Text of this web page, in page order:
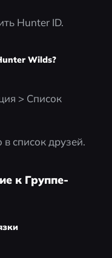
Hunter ID.
Wilds?
> Список
список друзей.
к Группе-